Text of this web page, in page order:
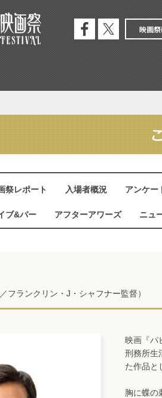
公式
フェ
イス
ブッ
公式
エッ
クス
映画
祭レポート 入場者概況 アンケー
ブ&バー アフターアワーズ ニュ
フランクリン・J・シャフナー監督）
映画『パ
刑務所生
た作品と
胸に蝶の